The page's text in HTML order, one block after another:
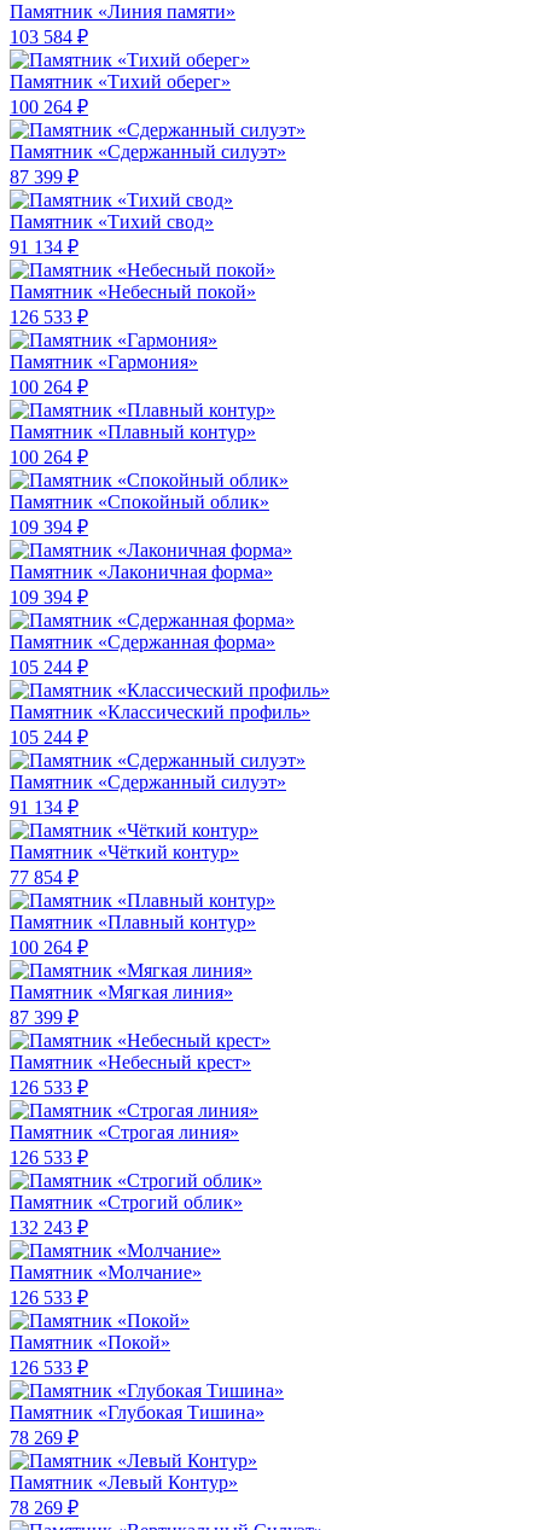
Памятник «Линия памяти»
103 584 ₽
Памятник «Тихий оберег»
100 264 ₽
Памятник «Сдержанный силуэт»
87 399 ₽
Памятник «Тихий свод»
91 134 ₽
Памятник «Небесный покой»
126 533 ₽
Памятник «Гармония»
100 264 ₽
Памятник «Плавный контур»
100 264 ₽
Памятник «Спокойный облик»
109 394 ₽
Памятник «Лаконичная форма»
109 394 ₽
Памятник «Сдержанная форма»
105 244 ₽
Памятник «Классический профиль»
105 244 ₽
Памятник «Сдержанный силуэт»
91 134 ₽
Памятник «Чёткий контур»
77 854 ₽
Памятник «Плавный контур»
100 264 ₽
Памятник «Мягкая линия»
87 399 ₽
Памятник «Небесный крест»
126 533 ₽
Памятник «Строгая линия»
126 533 ₽
Памятник «Строгий облик»
132 243 ₽
Памятник «Молчание»
126 533 ₽
Памятник «Покой»
126 533 ₽
Памятник «Глубокая Тишина»
78 269 ₽
Памятник «Левый Контур»
78 269 ₽